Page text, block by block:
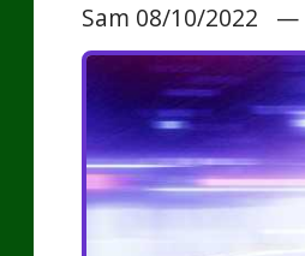
Sam 08/10/2022 —